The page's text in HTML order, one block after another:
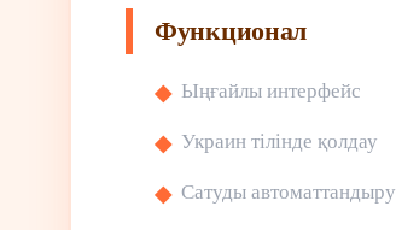
Функционал
Ыңғайлы интерфейс
Украин тілінде қолдау
Сатуды автоматтандыру